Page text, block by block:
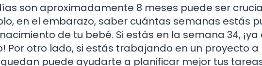
son aproximadamente 8 meses puede ser
en el embarazo, saber cuántas semanas estás
de tu bebé. Si estás en la semana 34, ¡ya
Por otro lado, si estás trabajando en un proyecto a
puede ayudarte a planificar mejor tus